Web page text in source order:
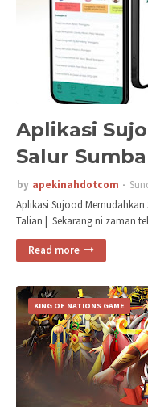
Aplikasi
Salur
by apekinahdotcom
Aplikasi Sujood Memudahkan
Talian | Sekarang ni zaman
Read more
KING OF NATIONS GAME